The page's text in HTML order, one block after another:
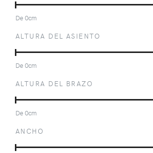
De0cm
ALTURA DEL ASIENTO
De0cm
ALTURA DEL BRAZO
De0cm
ANCHO